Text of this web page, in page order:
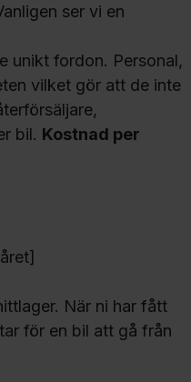
ser vi en
unikt fordon. Personal,
vilket gör att de inte
bil. Kostnad per
När ni har fått
för en bil att gå från